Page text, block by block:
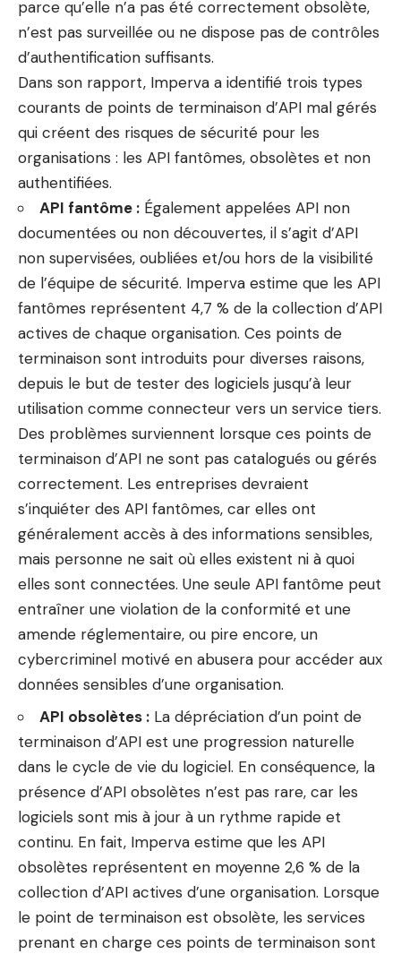
parce qu’elle n’a pas été correctement obsolète,
n’est pas surveillée ou ne dispose pas de contrôles
d’authentification suffisants.
Dans son rapport, Imperva a identifié trois types
courants de points de terminaison d’API mal gérés
qui créent des risques de sécurité pour les
organisations : les API fantômes, obsolètes et non
authentifiées.
API fantôme : Également appelées API non
documentées ou non découvertes, il s’agit d’API
non supervisées, oubliées et/ou hors de la visibilité
de l’équipe de sécurité. Imperva estime que les API
fantômes représentent 4,7 % de la collection d’API
actives de chaque organisation. Ces points de
terminaison sont introduits pour diverses raisons,
depuis le but de tester des logiciels jusqu’à leur
utilisation comme connecteur vers un service tiers.
Des problèmes surviennent lorsque ces points de
terminaison d’API ne sont pas catalogués ou gérés
correctement. Les entreprises devraient
s’inquiéter des API fantômes, car elles ont
généralement accès à des informations sensibles,
mais personne ne sait où elles existent ni à quoi
elles sont connectées. Une seule API fantôme peut
entraîner une violation de la conformité et une
amende réglementaire, ou pire encore, un
cybercriminel motivé en abusera pour accéder aux
données sensibles d’une organisation.
API obsolètes : La dépréciation d’un point de
terminaison d’API est une progression naturelle
dans le cycle de vie du logiciel. En conséquence, la
présence d’API obsolètes n’est pas rare, car les
logiciels sont mis à jour à un rythme rapide et
continu. En fait, Imperva estime que les API
obsolètes représentent en moyenne 2,6 % de la
collection d’API actives d’une organisation. Lorsque
le point de terminaison est obsolète, les services
prenant en charge ces points de terminaison sont